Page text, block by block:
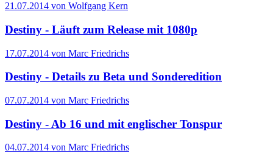
21.07.2014 von Wolfgang Kern
Destiny - Läuft zum Release mit 1080p
17.07.2014 von Marc Friedrichs
Destiny - Details zu Beta und Sonderedition
07.07.2014 von Marc Friedrichs
Destiny - Ab 16 und mit englischer Tonspur
04.07.2014 von Marc Friedrichs